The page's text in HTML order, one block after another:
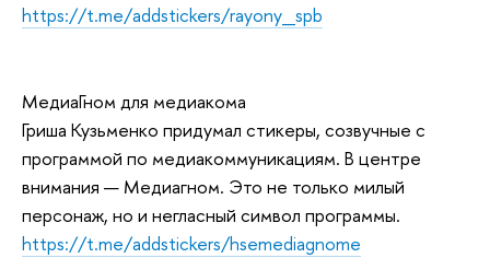
https://t.me/addstickers/rayony_spb
МедиаГном для медиакома
Гриша Кузьменко придумал стикеры, созвучные с
программой по медиакоммуникациям. В центре
внимания — Медиагном. Это не только милый
персонаж, но и негласный символ программы.
https://t.me/addstickers/hsemediagnome